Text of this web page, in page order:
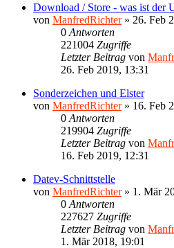
Download / Store - was ist der
von ManfredRichter» 26. Feb
0 Antworten
221004 Zugriffe
Letzter Beitrag von
26. Feb 2019, 13:31
Sonderzeichen und Elster
von ManfredRichter» 16. Feb
0 Antworten
219904 Zugriffe
Letzter Beitrag von
16. Feb 2019, 12:31
Datev-Schnittstelle
von ManfredRichter» 1. Mär
0 Antworten
227627 Zugriffe
Letzter Beitrag von
1. Mär 2018, 19:01